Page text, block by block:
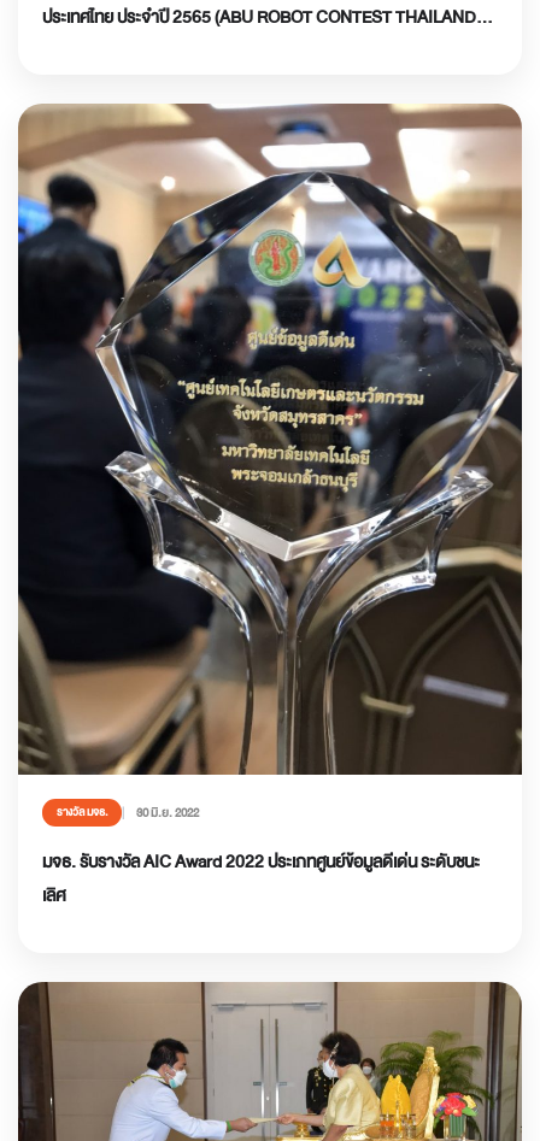
ประเทศไทย ประจำปี 2565 (ABU ROBOT CONTEST THAILAND
รางวัล มจธ. 30 มิ.ย. 2022
มจธ. รับรางวัล AIC Award 2022 ประเภทศูนย์ข้อมูลดีเด่น ระดับชนะ
เลิศ